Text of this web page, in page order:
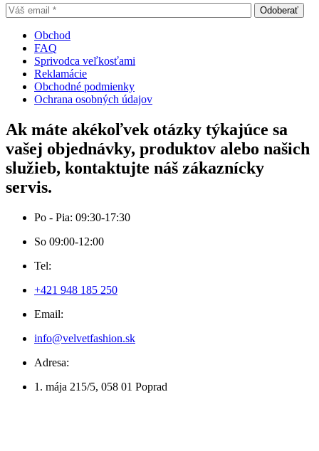
Obchod
FAQ
Sprivodca veľkosťami
Reklamácie
Obchodné podmienky
Ochrana osobných údajov
Ak máte akékoľvek otázky týkajúce sa
vašej objednávky, produktov alebo našich
služieb, kontaktujte náš zákaznícky
servis.
Po - Pia: 09:30-17:30
So 09:00-12:00
Tel:
+421 948 185 250
Email:
info@velvetfashion.sk
Adresa:
1. mája 215/5, 058 01 Poprad